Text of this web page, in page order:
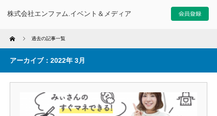
株式会社エンファム.イベント＆メディア
Home 過去の記事一覧
アーカイブ：2022年 3月